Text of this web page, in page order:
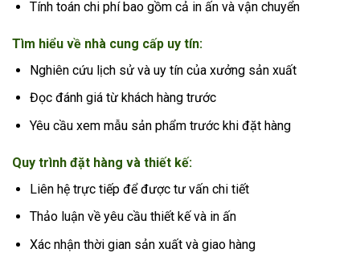
Tính toán chi phí bao gồm cả in ấn và vận chuyển
Tìm hiểu về nhà cung cấp uy tín:
Nghiên cứu lịch sử và uy tín của xưởng sản xuất
Đọc đánh giá từ khách hàng trước
Yêu cầu xem mẫu sản phẩm trước khi đặt hàng
Quy trình đặt hàng và thiết kế:
Liên hệ trực tiếp để được tư vấn chi tiết
Thảo luận về yêu cầu thiết kế và in ấn
Xác nhận thời gian sản xuất và giao hàng